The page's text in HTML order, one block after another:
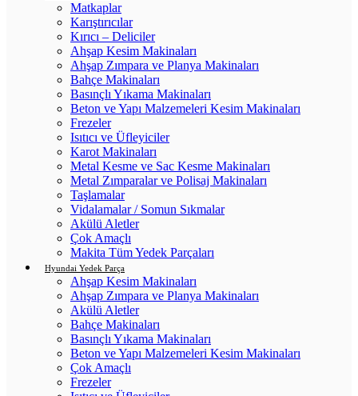
Matkaplar
Karıştırıcılar
Kırıcı – Deliciler
Ahşap Kesim Makinaları
Ahşap Zımpara ve Planya Makinaları
Bahçe Makinaları
Basınçlı Yıkama Makinaları
Beton ve Yapı Malzemeleri Kesim Makinaları
Frezeler
Isıtıcı ve Üfleyiciler
Karot Makinaları
Metal Kesme ve Sac Kesme Makinaları
Metal Zımparalar ve Polisaj Makinaları
Taşlamalar
Vidalamalar / Somun Sıkmalar
Akülü Aletler
Çok Amaçlı
Makita Tüm Yedek Parçaları
Hyundai Yedek Parça
Ahşap Kesim Makinaları
Ahşap Zımpara ve Planya Makinaları
Akülü Aletler
Bahçe Makinaları
Basınçlı Yıkama Makinaları
Beton ve Yapı Malzemeleri Kesim Makinaları
Çok Amaçlı
Frezeler